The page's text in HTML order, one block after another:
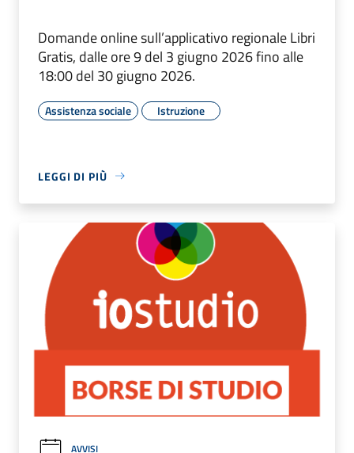
Domande online sull’applicativo regionale Libri
Gratis, dalle ore 9 del 3 giugno 2026 fino alle
18:00 del 30 giugno 2026.
Assistenza sociale Istruzione
LEGGI DI PIÙ
AVVISI